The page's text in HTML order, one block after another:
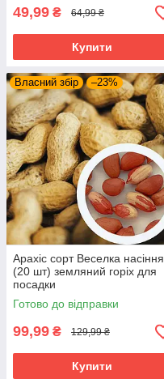
49,99 ₴ 64,99 ₴
Купити
Власний збір –23%
Арахіс сорт Веселка насіння
(20 шт) земляний горіх для
посадки
Готово до відправки
99,99 ₴ 129,99 ₴
Купити